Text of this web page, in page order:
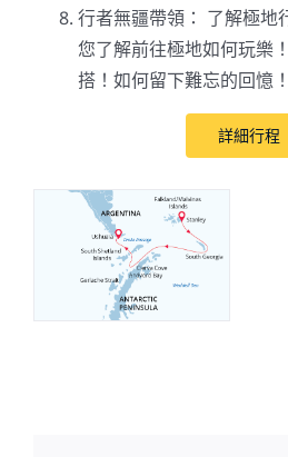
行者無疆帶領： 了解極地
您了解前往極地如何玩樂
搭！如何留下難忘的回憶！
詳細行程